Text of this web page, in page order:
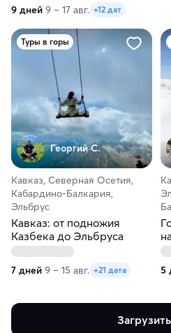
9 дней 9 – 17 авг. +12 дат
Туры в горы
Георгий С.
Кавказ, Северная Осетия,
Кабардино-Балкария,
Эльбрус
Кавказ: от подножия
Казбека до Эльбруса
7 дней 9 – 15 авг. +21 дата 5